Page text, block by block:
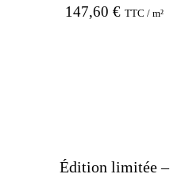
147,60 € TTC / m²
Édition limitée –